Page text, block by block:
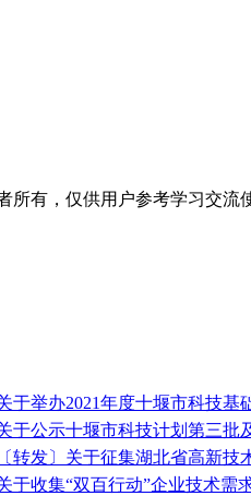
有，仅供用户参考学习交
于举办2021年度十堰市科技
于公示十堰市科技计划第三
转发〕关于征集湖北省高新
于收集“双百行动”企业技术需